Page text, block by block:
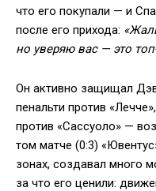
что его покупали — и
после его прихода:
но уверяю вас — это
Он активно защищал
пенальти против
против «Сассуоло» —
том матче (0:3)
зонах, создавал много
за что его ценили: